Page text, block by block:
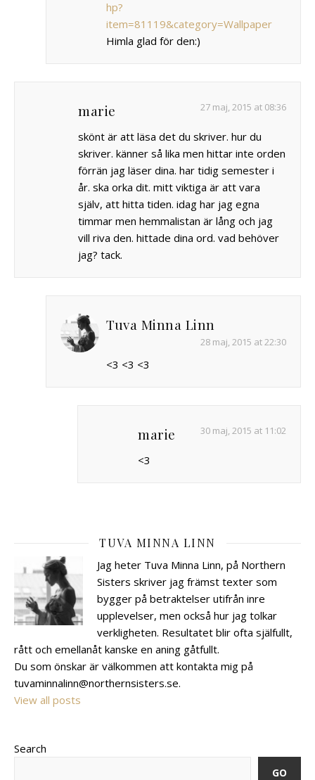
hp?
item=81119&category=Wallpaper
Himla glad för den:)
marie 27 maj, 2015 at 08:36
skönt är att läsa det du skriver. hur du
skriver. känner så lika men hittar inte orden
förrän jag läser dina. har tidig semester i
år. ska orka dit. mitt viktiga är att vara
själv, att hitta tiden. idag har jag egna
timmar men hemmalistan är lång och jag
vill riva den. hittade dina ord. vad behöver
jag? tack.
Tuva Minna Linn
28 maj, 2015 at 22:30
<3 <3 <3
marie 30 maj, 2015 at 11:02
<3
TUVA MINNA LINN
Jag heter Tuva Minna Linn, på Northern
Sisters skriver jag främst texter som
bygger på betraktelser utifrån inre
upplevelser, men också hur jag tolkar
verkligheten. Resultatet blir ofta själfullt,
rått och emellanåt kanske en aning gåtfullt.
Du som önskar är välkommen att kontakta mig på
tuvaminnalinn@northernsisters.se.
View all posts
Search
GO